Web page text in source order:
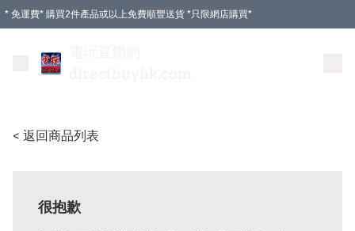
* 免運費* 購買2件產品或以上免費順豐送貨 *只限網店購買*
< 返回商品列表
很抱歉